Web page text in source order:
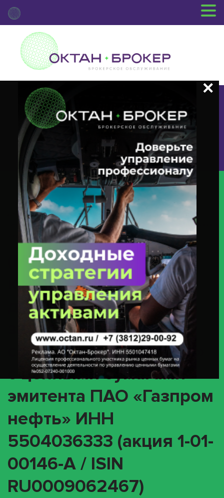
+7 (3812) 29-00-92
г.Омск ул.Красный Путь, 109 оф.510
Главная Новости Депозитария
(MEET) О Корпоративном
Действии «Годовое Заседание Общего Собрания Акционеров» С
Ценными Бумагами Эмитента ПАО «Газпром Нефть» ИНН 5504036333
(акция 1-01-00146-A / ISIN RU0009062467)
(MEET) О
корпоративном
действии «Годовое
заседание общего
собрания акционеров»
с ценными бумагами
эмитента ПАО «Газпром
нефть» ИНН
5504036333 (акция 1-01-
00146-A / ISIN
RU0009062467)